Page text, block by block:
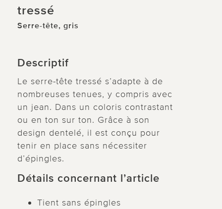
tressé
Serre-tête, gris
Descriptif
Le serre-tête tressé s’adapte à de
nombreuses tenues, y compris avec
un jean. Dans un coloris contrastant
ou en ton sur ton. Grâce à son
design dentelé, il est conçu pour
tenir en place sans nécessiter
d’épingles.
Détails concernant l’article
Tient sans épingles